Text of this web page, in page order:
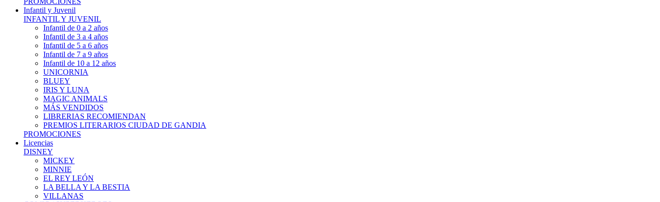
Infantil y Juvenil
INFANTIL Y JUVENIL
Infantil de 0 a 2 años
Infantil de 3 a 4 años
Infantil de 5 a 6 años
Infantil de 7 a 9 años
Infantil de 10 a 12 años
UNICORNIA
BLUEY
IRIS Y LUNA
MAGIC ANIMALS
MÁS VENDIDOS
LIBRERIAS RECOMIENDAN
PREMIOS LITERARIOS CIUDAD DE GANDIA
PROMOCIONES
Licencias
DISNEY
MICKEY
MINNIE
EL REY LEÓN
LA BELLA Y LA BESTIA
VILLANAS